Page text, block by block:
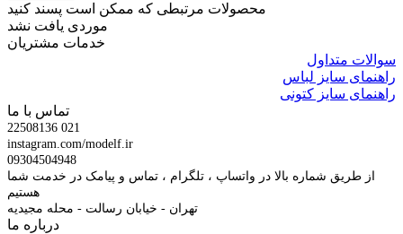
محصولات مرتبطی که ممکن است پسند کنید
موردی یافت نشد
خدمات مشتریان
سوالات متداول
راهنمای سایز لباس
راهنمای سایز کتونی
تماس با ما
22508136 021
instagram.com/modelf.ir
09304504948
از طریق شماره بالا در واتساپ ، تلگرام ، تماس و پیامک در خدمت شما
هستیم
تهران - خیابان رسالت - محله مجیدیه
درباره ما